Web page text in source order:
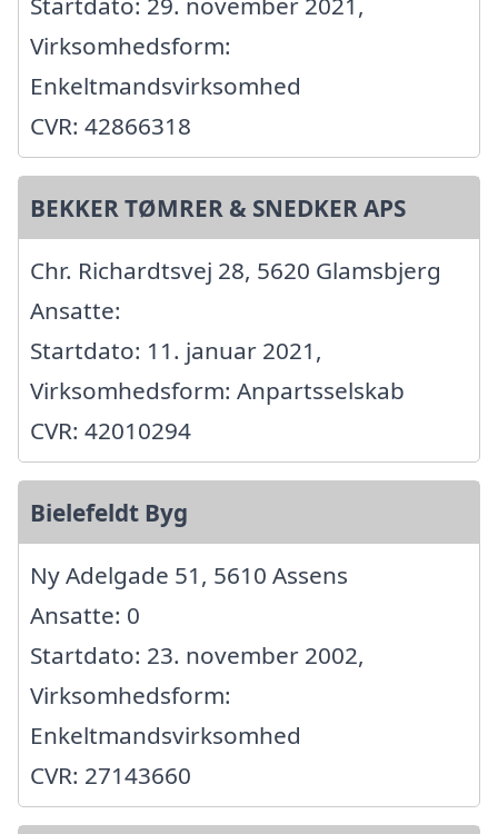
Virksomhedsform:
Enkeltmandsvirksomhed
CVR: 42866318
BEKKER TØMRER & SNEDKER APS
Chr. Richardtsvej 28, 5620 Glamsbjerg
Ansatte:
Startdato: 11. januar 2021,
Virksomhedsform: Anpartsselskab
CVR: 42010294
Bielefeldt Byg
Ny Adelgade 51, 5610 Assens
Ansatte: 0
Startdato: 23. november 2002,
Virksomhedsform:
Enkeltmandsvirksomhed
CVR: 27143660